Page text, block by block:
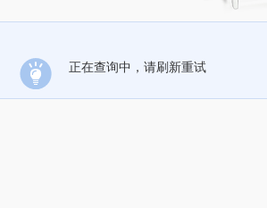
正在查询中，请刷新重试